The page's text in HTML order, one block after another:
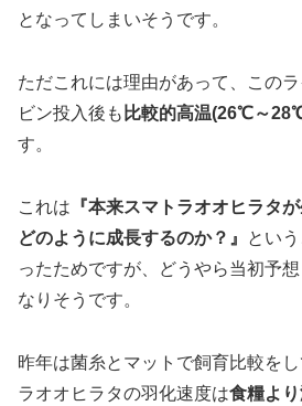
となってしまいそうです。
ただこれには理由があって、この
ビン投入後も 比較的高温(26℃～
す。
これは 『本来スマトラオオヒラタ
どのように成長するのか？』
とい
ったためですが、どうやら当初予
なりそうです。
昨年は菌糸とマットで飼育比較を
ラオオヒラタの羽化速度は食糧よ